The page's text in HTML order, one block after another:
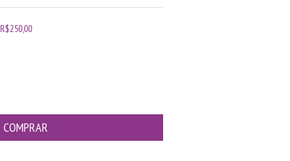
R$250,00